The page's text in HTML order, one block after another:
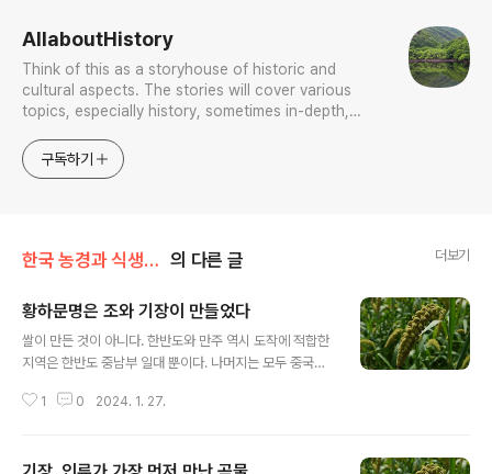
AllaboutHistory
Think of this as a storyhouse of historic and
cultural aspects. The stories will cover various
topics, especially history, sometimes in-depth,
approach will be to resist any common sense or
generalized viewpoint
구독하기
한국 농경과 식생활의 역사 의 다른 글 더보기
황하문명은 조와 기장이 만들었다
쌀이 만든 것이 아니다. 한반도와 만주 역시 도작에 적합한
지역은 한반도 중남부 일대 뿐이다. 나머지는 모두 중국의
에 도작이 성행하게 된 것은 극히 최근의 일이다. 우리는 잡
1 0 2024. 1. 27.